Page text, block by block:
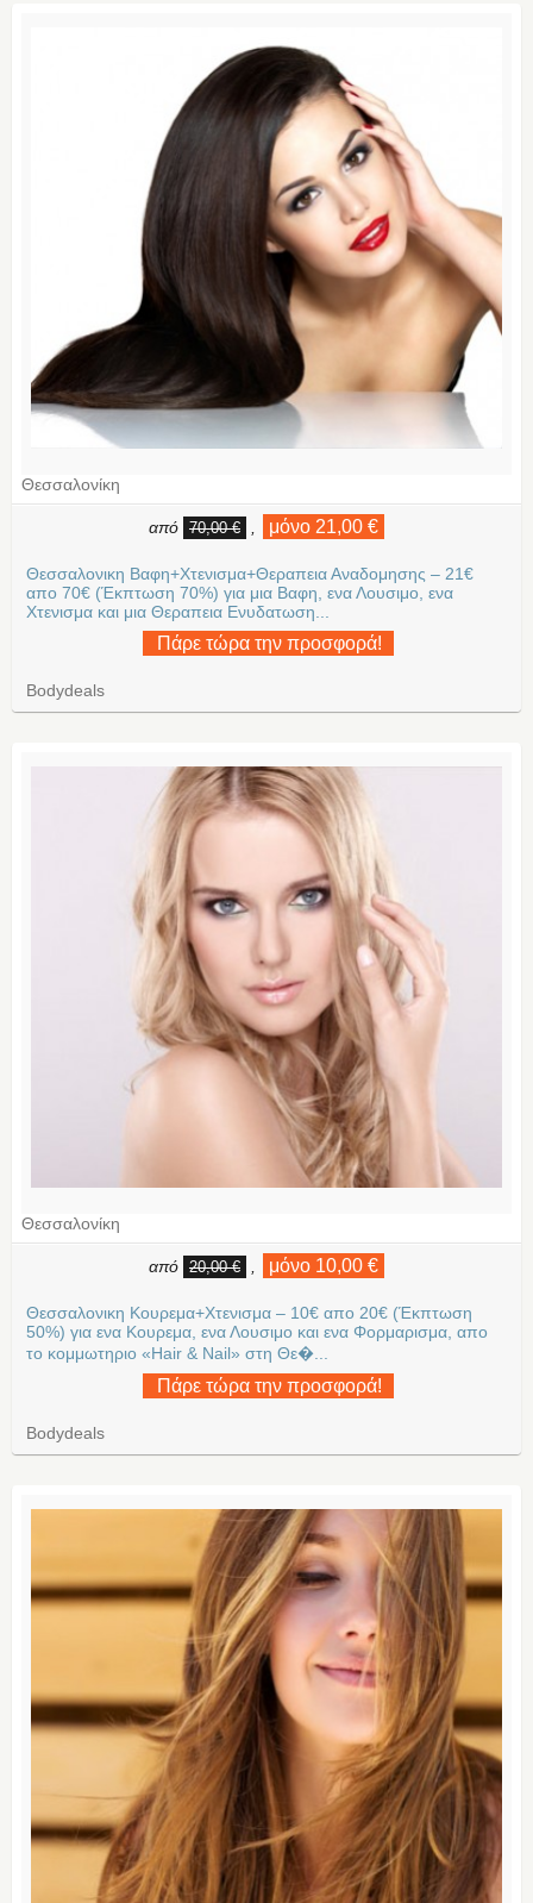
Θεσσαλονίκη
από 70,00 € μόνο 21,00 €
Θεσσαλονικη Βαφη+Χτενισμα+Θεραπεια Αναδομησης – 21€
απο 70€ (Έκπτωση 70%) για μια Βαφη, ενα Λουσιμο, ενα
Χτενισμα και μια Θεραπεια Ενυδατωση...
Πάρε τώρα την προσφορά!
Bodydeals
Θεσσαλονίκη
από 20,00 € μόνο 10,00 €
Θεσσαλονικη Κουρεμα+Xτενισμα – 10€ απο 20€ (Έκπτωση
50%) για ενα Κουρεμα, ενα Λουσιμο και ενα Φορμαρισμα, απο
το κομμωτηριο «Hair & Nail» στη Θε�...
Πάρε τώρα την προσφορά!
Bodydeals